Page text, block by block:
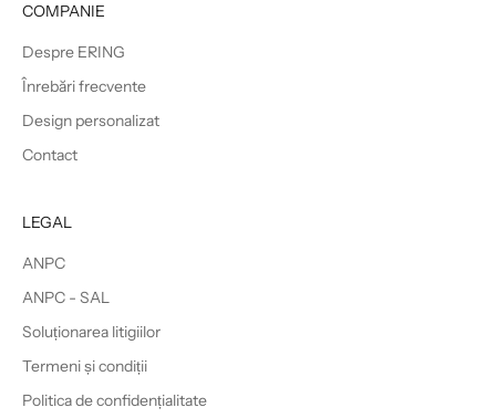
COMPANIE
Despre ERING
Înrebări frecvente
Design personalizat
Contact
LEGAL
ANPC
ANPC - SAL
Soluționarea litigiilor
Termeni și condiții
Politica de confidențialitate